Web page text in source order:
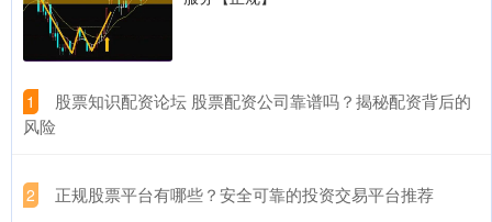
1
​股票知识配资论坛 股票配资公司靠谱吗？揭秘配资背后的
风险
2 ​正规股票平台有哪些？安全可靠的投资交易平台推荐